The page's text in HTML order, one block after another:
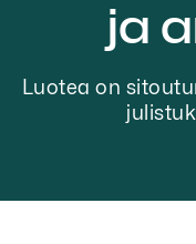
ja
Luotea on